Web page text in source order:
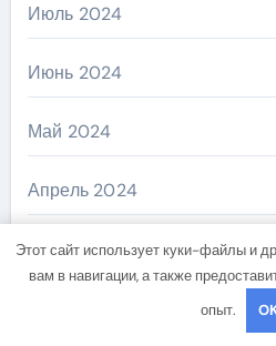
Июль 2024
Июнь 2024
Май 2024
Апрель 2024
Март 2024
Этот сайт использует куки-файлы и
вам в навигации, а также
опыт.